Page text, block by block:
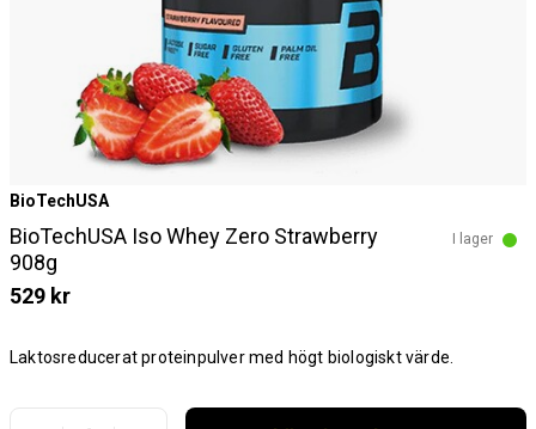
BioTechUSA
BioTechUSA Iso Whey Zero Strawberry
908g
I lager
529 kr
Laktosreducerat proteinpulver med högt biologiskt värde.